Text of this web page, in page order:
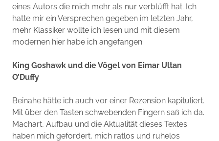
eines Autors die mich mehr als nur verblüfft hat. Ich
hatte mir ein Versprechen gegeben im letzten Jahr,
mehr Klassiker wollte ich lesen und mit diesem
modernen hier habe ich angefangen:
King Goshawk und die Vögel von Eimar Ultan
O’Duffy
Beinahe hätte ich auch vor einer Rezension kapituliert.
Mit über den Tasten schwebenden Fingern saß ich da.
Machart, Aufbau und die Aktualität dieses Textes
haben mich gefordert, mich ratlos und ruhelos